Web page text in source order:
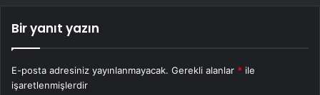
Bir yanıt yazın
E-posta adresiniz yayınlanmayacak. Gerekli alanlar * ile
işaretlenmişlerdir